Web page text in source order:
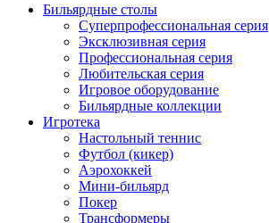
Бильярдные столы
Суперпрофессиональная серия
Эксклюзивная серия
Профессиональная серия
Любительская серия
Игровое оборудование
Бильярдные коллекции
Игротека
Настольный теннис
Футбол (кикер)
Аэрохоккей
Мини-бильярд
Покер
Трансформеры